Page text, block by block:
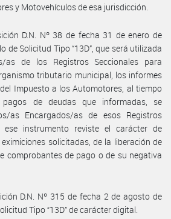
y Motovehículos de esa jurisdicción.
D.N. Nº 38 de fecha 31 de enero de
de Solicitud Tipo “13D”, que será utilizada
as de los Registros Seccionales para
tributario municipal, los informes
Impuesto a los Automotores, al tiempo
de deudas que informadas, se
as Encargados/as de esos Registros
ese instrumento reviste el carácter de
solicitadas, de la liberación de
comprobantes de pago o de su negativa
D.N. Nº 315 de fecha 2 de agosto de
Tipo “13D” de carácter digital.